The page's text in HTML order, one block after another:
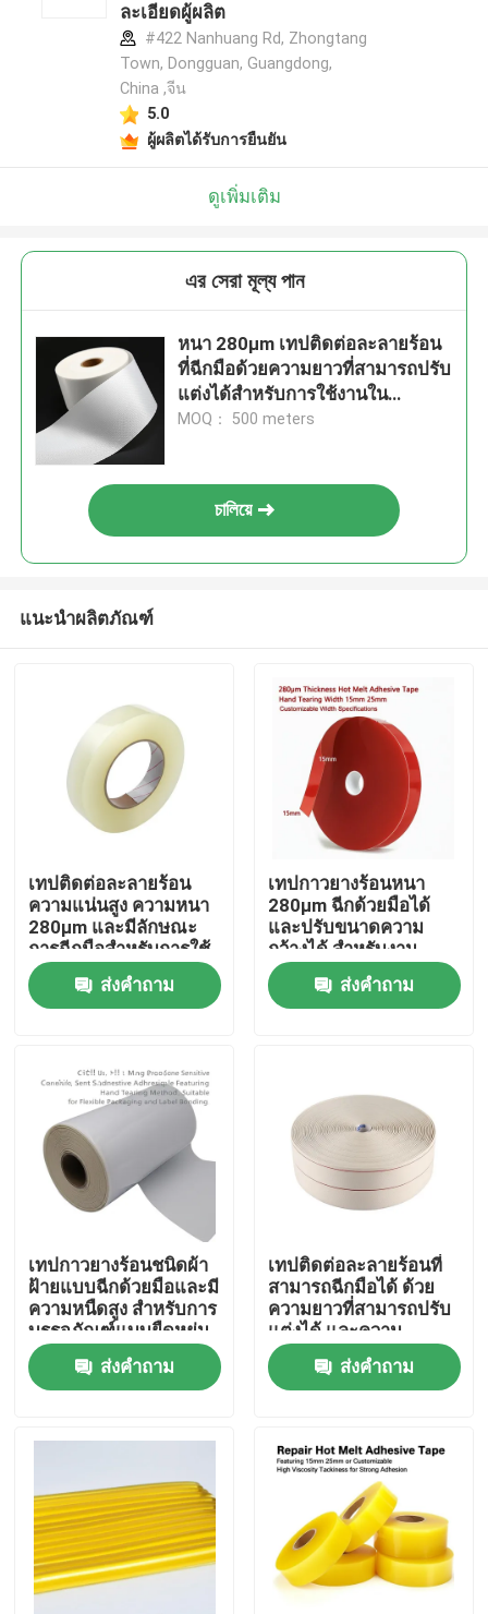
วิดีโอ
เกี่ยวกับเรา
ทัวร์โรงงาน
ควบคุมคุณภาพ
ติดต่อเรา
เทปกาวร้อนละลาย
เทปกาวติดพรม
ละเอียดผู้ผลิต
#422 Nanhuang Rd, Zhongtang
Town, Dongguan, Guangdong,
China ,จีน
5.0
ผู้ผลิตได้รับการยืนยัน
ดูเพิ่มเติม
এর সেরা মূল্য পান
หนา 280μm เทปติดต่อละลายร้อน
ที่ฉีกมือด้วยความยาวที่สามารถปรับ
แต่งได้สําหรับการใช้งานใน
อุตสาหกรรม
MOQ： 500 meters
চালিয়ে
แนะนำผลิตภัณฑ์
เทปติดต่อละลายร้อน
ความแน่นสูง ความหนา
280μm และมีลักษณะ
การฉีกมือสําหรับการใช้
ในอุตสาหกรรม
ส่งคำถาม
เทปกาวยางร้อนหนา
280μm ฉีกด้วยมือได้
และปรับขนาดความ
กว้างได้ สำหรับงาน
อุตสาหกรรม
ส่งคำถาม
เทปกาวยางร้อนชนิดผ้า
ฝ้ายแบบฉีกด้วยมือและมี
ความหนืดสูง สำหรับการ
บรรจุภัณฑ์แบบยืดหยุ่น
และการติดฉลาก ความ
ยาว 15 เมตร - 30 เมตร
ส่งคำถาม
เทปติดต่อละลายร้อนที่
สามารถฉีกมือได้ ด้วย
ความยาวที่สามารถปรับ
แต่งได้ และความ
ทนทานต่ออุณหภูมิสูง
สําหรับการใช้งานใน
อุตสาหกรรม
ส่งคำถาม